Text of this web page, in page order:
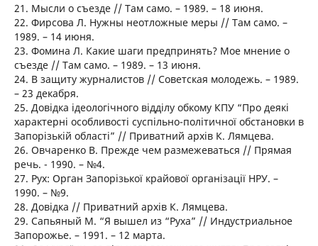
21. Мысли о съезде // Там само. – 1989. – 18 июня.
22. Фирсова Л. Нужны неотложные меры // Там само. –
1989. – 14 июня.
23. Фомина Л. Какие шаги предпринять? Мое мнение о
съезде // Там само. – 1989. – 13 июня.
24. В защиту журналистов // Советская молодежь. – 1989.
– 23 декабря.
25. Довідка ідеологічного відділу обкому КПУ “Про деякі
характерні особливості суспільно-політичної обстановки в
Запорізькій області” // Приватний архів К. Лямцева.
26. Овчаренко В. Прежде чем размежеваться // Прямая
речь. - 1990. – №4.
27. Рух: Орган Запорізької крайової організації НРУ. –
1990. – №9.
28. Довідка // Приватний архів К. Лямцева.
29. Сапьяный М. “Я вышел из “Руха” // Индустриальное
Запорожье. – 1991. – 12 марта.